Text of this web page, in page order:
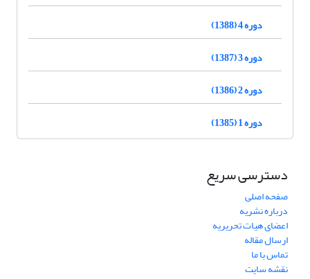
دوره 4 (1388)
دوره 3 (1387)
دوره 2 (1386)
دوره 1 (1385)
دسترسی سریع
صفحه اصلی
درباره نشریه
اعضای هیات تحریریه
ارسال مقاله
تماس با ما
نقشه سایت